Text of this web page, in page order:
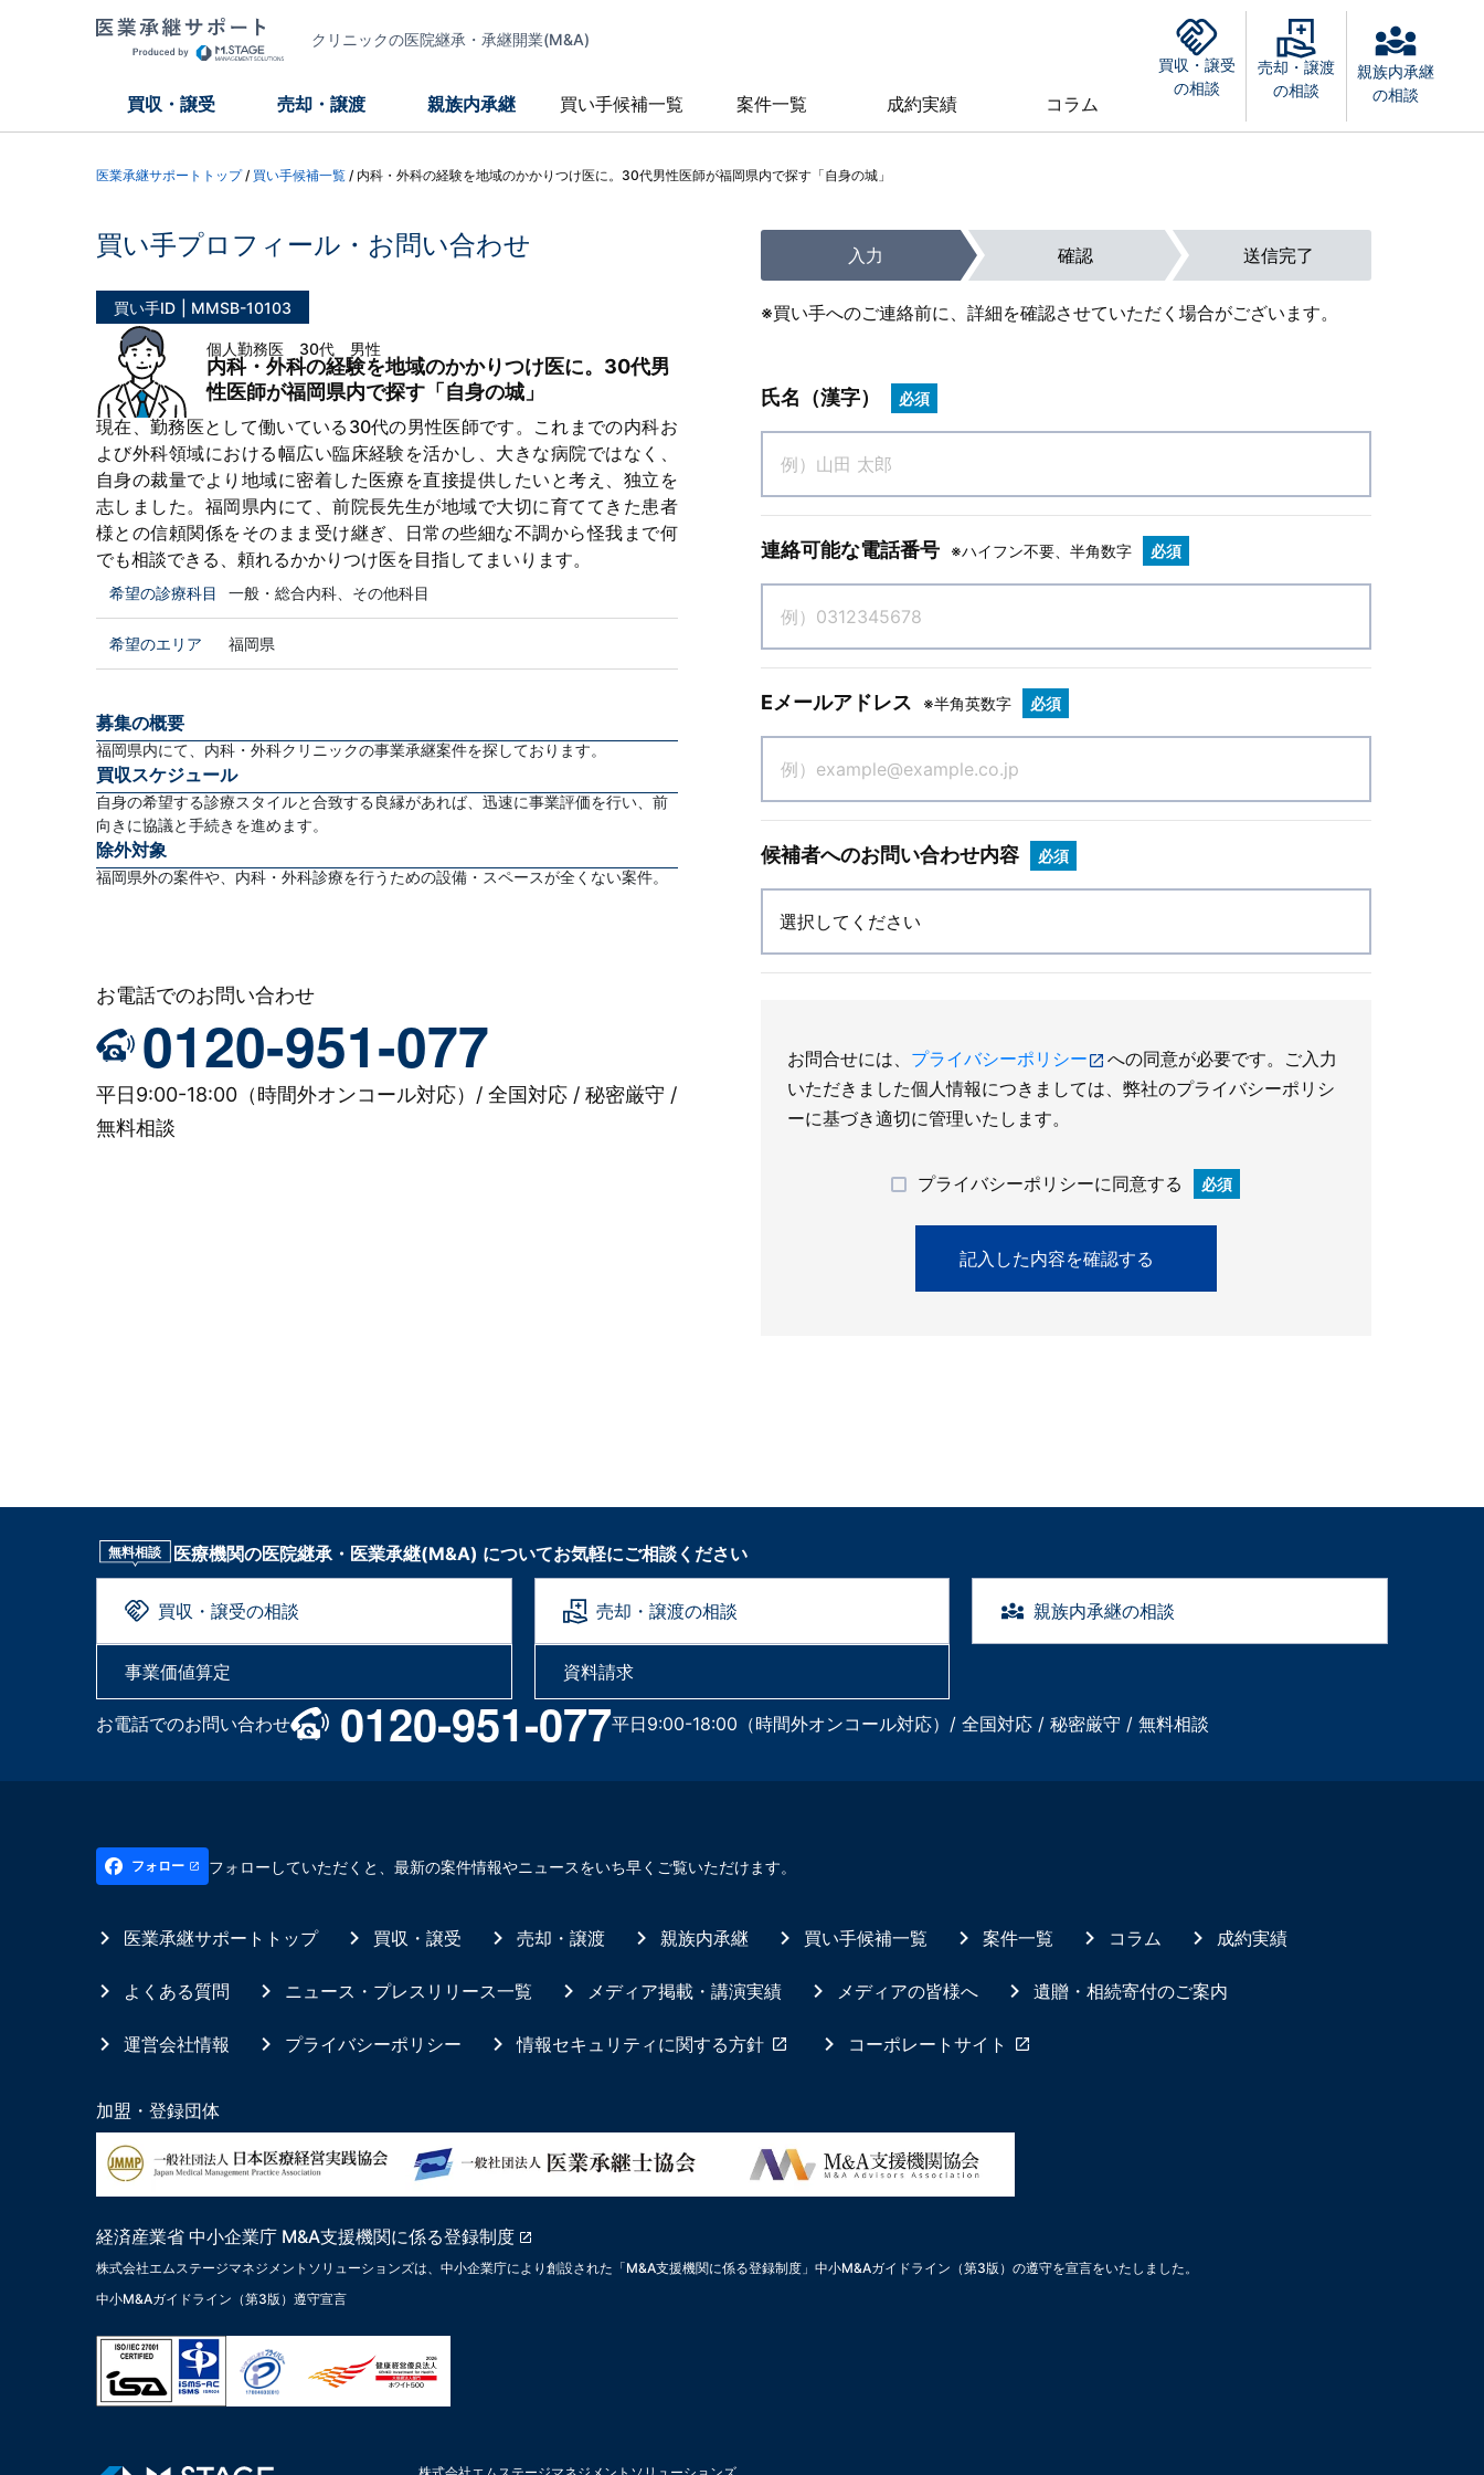
クリニックの医院継承・承継開業(M&A)
買収・譲受 売却・譲渡 親族内承継 買い手候補一覧 案件一覧 成約実績 コラム
買収・譲受
の相談
売却・譲渡
の相談
親族内承継
の相談
医業承継サポートトップ/ 買い手候補一覧 / 内科・外科の経験を地域のかかりつけ医に。30代男性医師が福岡県内で探す「自身の城」
買い手プロフィール・お問い合わせ
買い手ID MMSB-10103
個人勤務医 30代 男性
内科・外科の経験を地域のかかりつけ医に。30代男
性医師が福岡県内で探す「自身の城」
現在、勤務医として働いている30代の男性医師です。これまでの内科お
よび外科領域における幅広い臨床経験を活かし、大きな病院ではなく、
自身の裁量でより地域に密着した医療を直接提供したいと考え、独立を
志しました。福岡県内にて、前院長先生が地域で大切に育ててきた患者
様との信頼関係をそのまま受け継ぎ、日常の些細な不調から怪我まで何
でも相談できる、頼れるかかりつけ医を目指してまいります。
希望の診療科目 一般・総合内科、その他科目
希望のエリア 福岡県
募集の概要
福岡県内にて、内科・外科クリニックの事業承継案件を探しております。
買収スケジュール
自身の希望する診療スタイルと合致する良縁があれば、迅速に事業評価を行い、前
向きに協議と手続きを進めます。
除外対象
福岡県外の案件や、内科・外科診療を行うための設備・スペースが全くない案件。
お電話でのお問い合わせ
0120-951-077
平日9:00-18:00（時間外オンコール対応）/ 全国対応 / 秘密厳守 /
無料相談
入力 確認 送信完了
※買い手へのご連絡前に、詳細を確認させていただく場合がございます。
氏名（漢字） 必須
連絡可能な電話番号 ※ハイフン不要、半角数字 必須
Eメールアドレス ※半角英数字 必須
候補者へのお問い合わせ内容 必須
お問合せには、 プライバシーポリシー
への同意が必要です。ご入力
いただきました個人情報につきましては、弊社のプライバシーポリシ
ーに基づき適切に管理いたします。
プライバシーポリシーに同意する 必須
無料相談 医療機関の医院継承・医業承継(M&A) についてお気軽にご相談ください
買収・譲受の相談 売却・譲渡の相談 親族内承継の相談
事業価値算定 資料請求
お電話でのお問い合わせ 0120-951-077平日9:00-18:00（時間外オンコール対応）/ 全国対応 / 秘密厳守 / 無料相談
フォロー フォローしていただくと、最新の案件情報やニュースをいち早くご覧いただけます。
医業承継サポートトップ 買収・譲受 売却・譲渡 親族内承継 買い手候補一覧 案件一覧 コラム 成約実績
よくある質問 ニュース・プレスリリース一覧 メディア掲載・講演実績 メディアの皆様へ 遺贈・相続寄付のご案内
運営会社情報 プライバシーポリシー 情報セキュリティに関する方針 コーポレートサイト
加盟・登録団体
経済産業省 中小企業庁 M&A支援機関に係る登録制度
株式会社エムステージマネジメントソリューションズは、中小企業庁により創設された「M&A支援機関に係る登録制度」中小M&Aガイドライン（第3版）の遵守を宣言をいたしました。
中小M&Aガイドライン（第3版）遵守宣言